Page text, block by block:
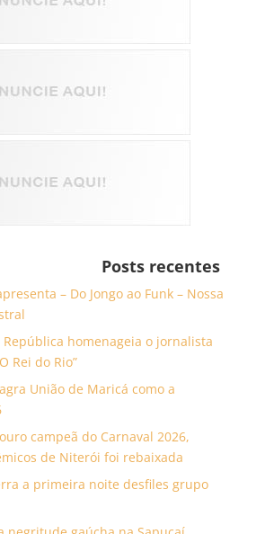
Posts recentes
– Do Jongo ao Funk – Nossa
República homenageia o jornalista
Rei do Rio”
União de Maricá como a
campeã do Carnaval 2026,
de Niterói foi rebaixada
a primeira noite desfiles grupo